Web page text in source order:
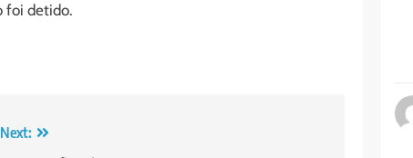
foi detido.
Next: